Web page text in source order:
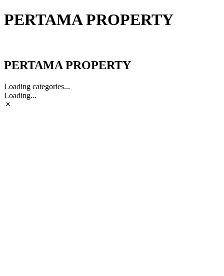
PERTAMA PROPERTY
PERTAMA PROPERTY
Loading categories...
Loading...